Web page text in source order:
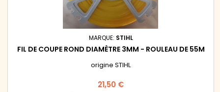
MARQUE: STIHL
FIL DE COUPE ROND DIAMÈTRE 3MM - ROULEAU DE 55M
origine STIHL
Prix
21,50 €